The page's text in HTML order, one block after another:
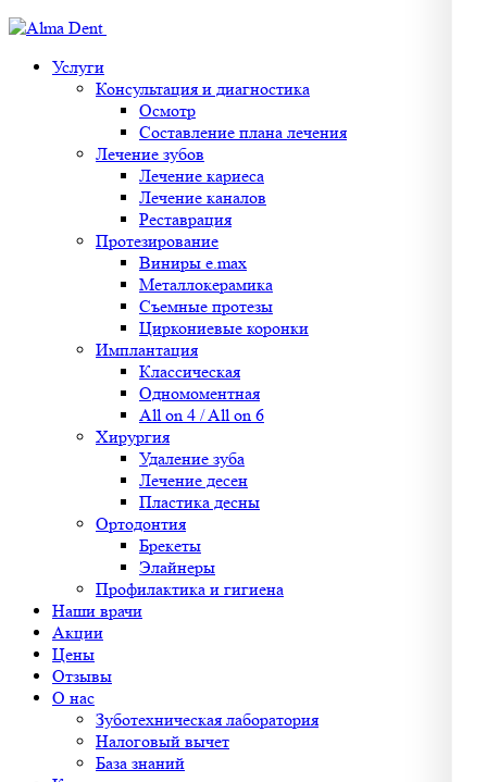
Услуги
Консультация и диагностика
Осмотр
Составление плана лечения
Лечение зубов
Лечение кариеса
Лечение каналов
Реставрация
Протезирование
Виниры e.max
Металлокерамика
Съемные протезы
Циркониевые коронки
Имплантация
Классическая
Одномоментная
All on 4 / All on 6
Хирургия
Удаление зуба
Лечение десен
Пластика десны
Ортодонтия
Брекеты
Элайнеры
Профилактика и гигиена
Наши врачи
Акции
Цены
Отзывы
О нас
Зуботехническая лаборатория
Налоговый вычет
База знаний